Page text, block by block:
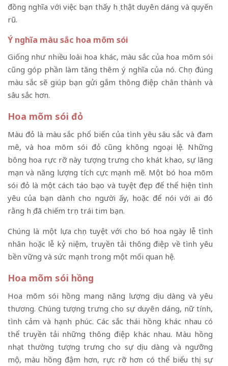
đồng nghĩa với việc bạn thấy họ thật duyên dáng và quyến
rũ.
Ý nghĩa màu sắc hoa mõm sói
Giống như nhiều loài hoa khác, màu sắc của hoa mõm sói
cũng góp phần làm tăng thêm ý nghĩa của nó. Chọn đúng
màu sắc sẽ giúp bạn gửi gắm thông điệp chân thành và
sâu sắc hơn.
Hoa mõm sói đỏ
Màu đỏ là màu sắc phổ biến của tình yêu sâu sắc và đam
mê, và hoa mõm sói đỏ cũng không ngoại lệ. Những
bông hoa rực rỡ này tượng trưng cho khát khao, sự lãng
mạn và năng lượng tích cực mạnh mẽ. Một bó hoa mõm
sói đỏ là một cách táo bạo và tuyệt đẹp để thể hiện tình
yêu của bạn dành cho người ấy, hoặc để nói với ai đó
rằng họ đã chiếm trọn trái tim bạn.
Chúng là một lựa chọn tuyệt với cho bó hoa ngày lễ tình
nhân hoặc lễ kỷ niệm, truyền tải thông điệp về tình yêu
bền vững và sức mạnh trong một mối quan hệ.
Hoa mõm sói hồng
Hoa mõm sói hồng mang năng lượng dịu dàng và yêu
thương. Chúng tượng trưng cho sự duyên dáng, nữ tính,
tình cảm và hạnh phúc. Các sắc thái hồng khác nhau có
thể truyền tải những thông điệp khác nhau. Màu hồng
nhạt thường tượng trưng cho sự dịu dàng và ngưỡng
mộ, màu hồng đậm hơn, rực rỡ hơn có thể biểu thị sự